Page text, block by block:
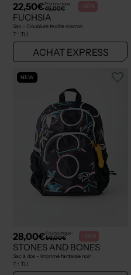
22,50€Prix boutique :
45,00€ -50%
FUCHSIA
Sac - Doublure textile marron
T : TU
ACHAT EXPRESS
NEW
28,00€Prix boutique :
56,00€ -50%
STONES AND BONES
Sac à dos - Imprimé fantaisie noir
T : TU